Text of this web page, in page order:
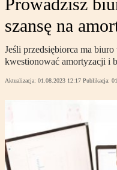
szansę na
Jeśli przedsiębiorca ma
kwestionować amortyzacji i
Aktualizacja: 01.08.2023 12:17 Publikacja: